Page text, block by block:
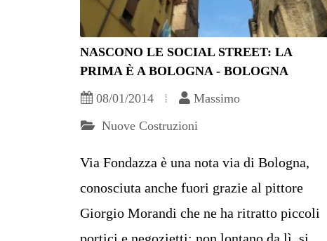
NASCONO LE SOCIAL STREET: LA
PRIMA È A BOLOGNA - BOLOGNA
08/01/2014
Massimo
Nuove Costruzioni
Via Fondazza è una nota via di Bologna,
conosciuta anche fuori grazie al pittore
Giorgio Morandi che ne ha ritratto piccoli